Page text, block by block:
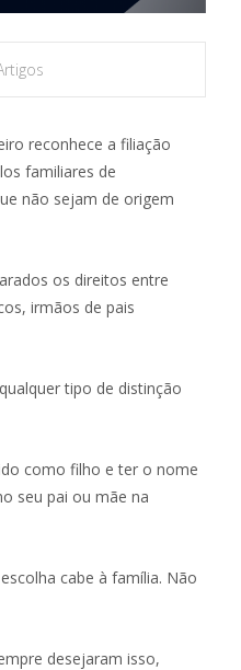
reconhece a filiação
familiares de
não sejam de origem
os direitos entre
irmãos de pais
tipo de distinção
como filho e ter o nome
seu pai ou mãe na
cabe à família. Não
desejaram isso,